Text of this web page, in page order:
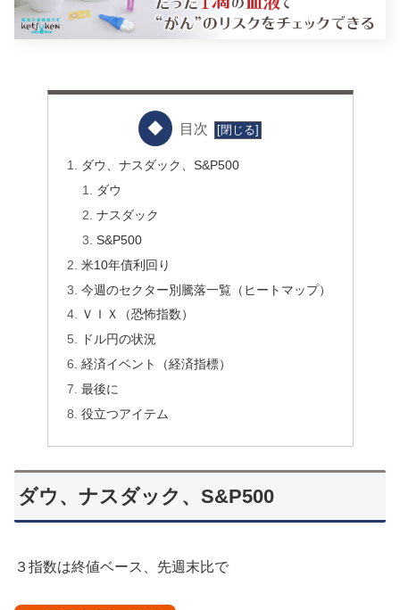
目次
ダウ、ナスダック、S&P500
ダウ
ナスダック
S&P500
米10年債利回り
今週のセクター別騰落一覧（ヒートマップ）
ＶＩＸ（恐怖指数）
ドル円の状況
経済イベント（経済指標）
最後に
役立つアイテム
ダウ、ナスダック、S&P500
３指数は終値ベース、先週末比で